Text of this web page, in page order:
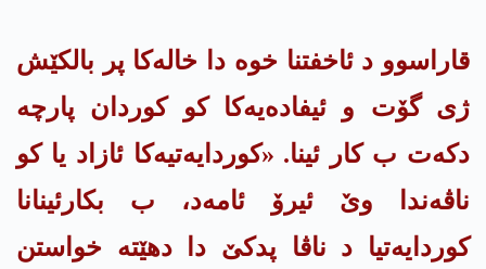
قاراسوو د ئاخفتنا خوە دا خالەکا پر بالکێش
ژی گۆت و ئیفادەیەکا کو کوردان پارچە
دکەت ب کار ئینا. «کوردایەتیەکا ئازاد یا کو
ناڤەندا وێ ئیرۆ ئامەد، ب بكارئینانا
کوردایەتیا د ناڤا پدکێ دا دهێته‌ خواستن